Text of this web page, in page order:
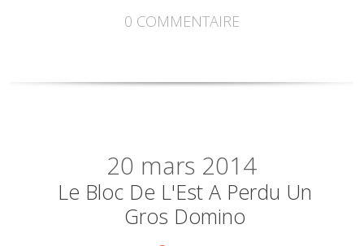
0 COMMENTAIRE
20 mars 2014
Le Bloc De L'Est A Perdu Un
Gros Domino